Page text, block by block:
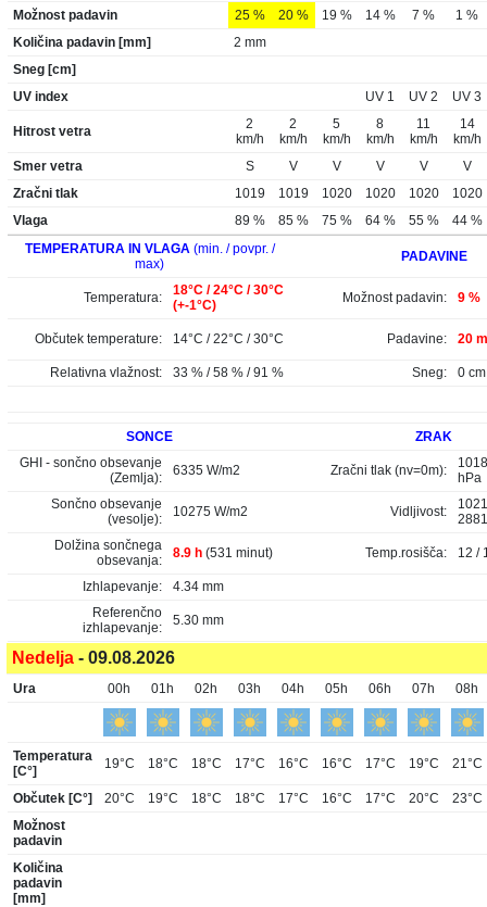
Možnost padavin
25 % 20 % 19 % 14 % 7 %
1 %
Količina padavin [mm]
2 mm
Sneg [cm]
UV index
UV 1 UV 2 UV 3
Hitrost vetra
2
km/h
2
km/h
5
km/h
8
km/h
11
km/h
14
km/h
Smer vetra
S V V V V
V
Zračni tlak
1019 1019 1020 1020 1020
1020
Vlaga
89 % 85 % 75 % 64 % 55 %
44 %
TEMPERATURA IN VLAGA (min. / povpr. /
max)
PADAVINE
Temperatura:
18°C / 24°C / 30°C
(+-1°C)
Možnost padavin: 9 %
Občutek temperature: 14°C / 22°C / 30°C Padavine: 20
Relativna vlažnost: 33 % / 58 % / 91 % Sneg: 0 cm
SONCE
ZRAK
GHI - sončno obsevanje
(Zemlja):
6335 W/m2 Zračni tlak (nv=0m):
hPa
Sončno obsevanje
(vesolje):
10275 W/m2 Vidljivost:
Dolžina sončnega
obsevanja:
8.9 h (531 minut) Temp.rosišča: 12 /
Izhlapevanje:
4.34 mm
Referenčno
izhlapevanje:
5.30 mm
Nedelja - 09.08.2026
Ura 00h 01h 02h 03h 04h 05h 06h 07h 08h
Temperatura
[C°]
19°C 18°C 18°C 17°C 16°C 16°C 17°C 19°C 21°C
Občutek [C°] 20°C 19°C 18°C 18°C 17°C 16°C 17°C 20°C
23°C
Možnost
padavin
Količina
padavin
[mm]